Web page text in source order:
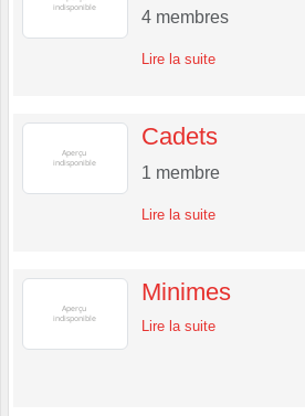
4 membres
Lire la suite
Cadets
1 membre
Lire la suite
Minimes
Lire la suite